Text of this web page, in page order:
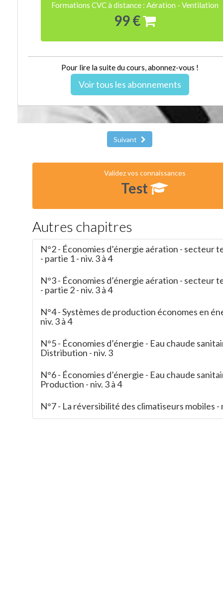
Formations CVC à distance : Aération - Ventilation
99 €
Pour lire la suite du cours, abonnez-vous !
Voir tous les abonnements
Suivant
Validez vos connaissances
Test
Autres chapitres
N°2 - Économies d’énergie aération - secteur
- partie 1 - niv. 3 à 4
N°3 - Économies d’énergie aération - secteur
- partie 2 - niv. 3 à 4
N°4 - Systèmes de production économes en
niv. 3 à 4
N°5 - Économies d’énergie - Eau chaude
Distribution - niv. 3
N°6 - Économies d’énergie - Eau chaude
Production - niv. 3 à 4
N°7 - La réversibilité des climatiseurs mobiles -